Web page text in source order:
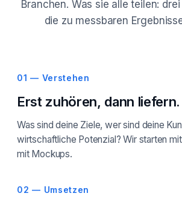
Branchen. Was sie alle teilen:
die zu messbaren
01 — Verstehen
Erst zuhören, dann liefern.
Was sind deine Ziele, wer sind deine
wirtschaftliche Potenzial? Wir starten
mit Mockups.
02 — Umsetzen